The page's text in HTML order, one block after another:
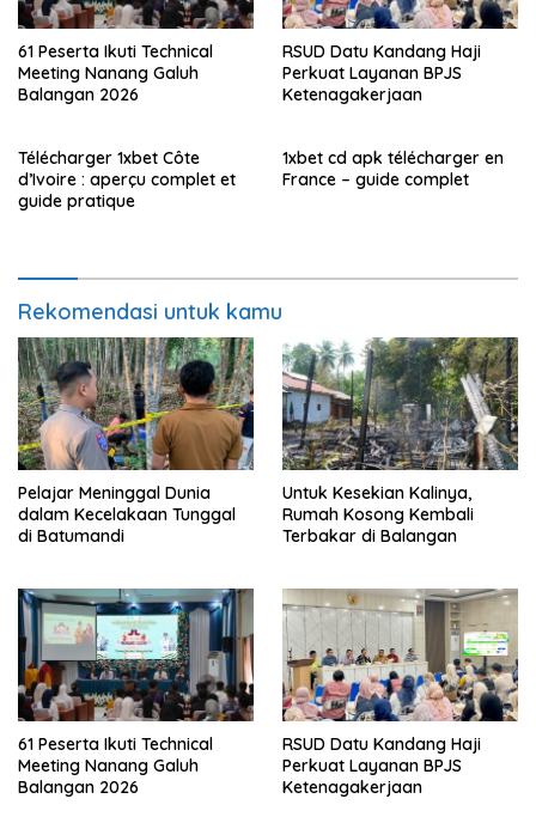
61 Peserta Ikuti Technical
Meeting Nanang Galuh
Balangan 2026
RSUD Datu Kandang Haji
Perkuat Layanan BPJS
Ketenagakerjaan
Télécharger 1xbet Côte
d’Ivoire : aperçu complet et
guide pratique
1xbet cd apk télécharger en
France – guide complet
Rekomendasi untuk kamu
Pelajar Meninggal Dunia
dalam Kecelakaan Tunggal
di Batumandi
Untuk Kesekian Kalinya,
Rumah Kosong Kembali
Terbakar di Balangan
61 Peserta Ikuti Technical
Meeting Nanang Galuh
Balangan 2026
RSUD Datu Kandang Haji
Perkuat Layanan BPJS
Ketenagakerjaan